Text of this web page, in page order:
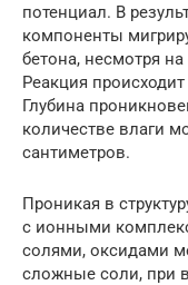
потенциал. В
компоненты
бетона, несмотря
Реакция
Глубина
количестве влаги
сантиметров.
Проникая в
с ионными
солями, оксидами
сложные соли, при